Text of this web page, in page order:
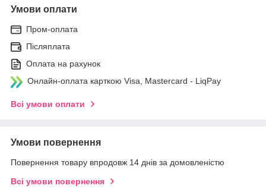
Умови оплати
Пром-оплата
Післяплата
Оплата на рахунок
Онлайн-оплата карткою Visa, Mastercard - LiqPay
Всі умови оплати
Умови повернення
Повернення товару впродовж 14 днів за домовленістю
Всі умови повернення